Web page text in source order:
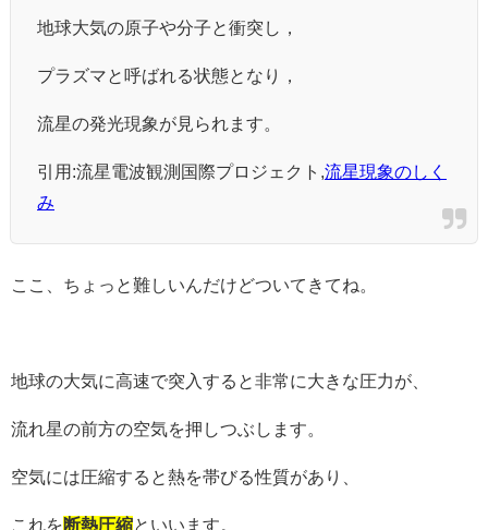
地球大気の原子や分子と衝突し，
プラズマと呼ばれる状態となり，
流星の発光現象が見られます。
引用:流星電波観測国際プロジェクト,流星現象のしく
み
ここ、ちょっと難しいんだけどついてきてね。
地球の大気に高速で突入すると非常に大きな圧力が、
流れ星の前方の空気を押しつぶします。
空気には圧縮すると熱を帯びる性質があり、
これを断熱圧縮といいます。